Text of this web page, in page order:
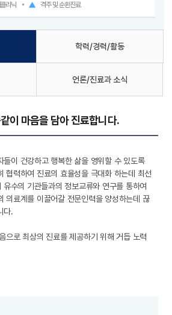
리닉 격주 및 순환진료
학력/경력/활동
언론/진료과 소식
이 마음을 담아 진료합니다.
들이 건강하고 행복한 삶을 영위할 수 있도록
협력하여 진료의 효율성을 극대화 하는데 최선
수의 기관들과의 정보교류와 연구를 통하여
의료계를 이끌어갈 전문인력을 양성하는데 끊
다.
으로 최상의 진료를 제공하기 위해 거듭 노력